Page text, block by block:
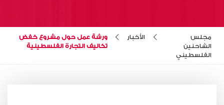
مجلس
الشاحنين
الفلسطيني
الأخبار
ورشة عمل حول مشروع خفض
تكاليف التجارة الفلسطينية